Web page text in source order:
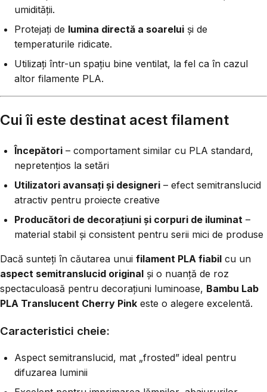
umidității.
Protejați de lumina directă a soarelui și de
temperaturile ridicate.
Utilizați într-un spațiu bine ventilat, la fel ca în cazul
altor filamente PLA.
Cui îi este destinat acest filament
Începători – comportament similar cu PLA standard,
nepretențios la setări
Utilizatori avansați și designeri – efect semitranslucid
atractiv pentru proiecte creative
Producători de decorațiuni și corpuri de iluminat –
material stabil și consistent pentru serii mici de produse
Dacă sunteți în căutarea unui filament PLA fiabil cu un
aspect semitranslucid original și o nuanță de roz
spectaculoasă pentru decorațiuni luminoase, Bambu Lab
PLA Translucent Cherry Pink este o alegere excelentă.
Caracteristici cheie:
Aspect semitranslucid, mat „frosted” ideal pentru
difuzarea luminii